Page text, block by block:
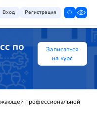
Вход Регистрация
по
Записаться
на курс
профессиональной